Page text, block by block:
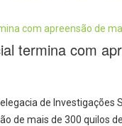
termina com
de
de mais de 300 quilos